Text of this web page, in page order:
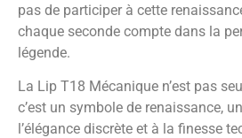
pas de participer à cette
chaque seconde compte dans la
légende.
La Lip T18 Mécanique n’est pas
c’est un symbole de renaissance,
l’élégance discrète et à la finesse